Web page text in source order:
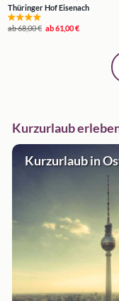
Thüringer Hof Eisenach
ab68,00 € ab61,00 €
Kurzurlaub
Kurzurlaub in